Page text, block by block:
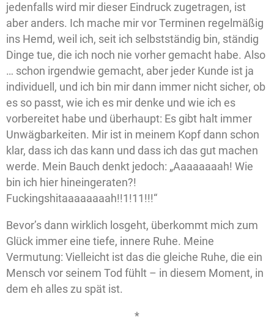
jedenfalls wird mir dieser Eindruck zugetragen, ist
aber anders. Ich mache mir vor Terminen regelmäßig
ins Hemd, weil ich, seit ich selbstständig bin, ständig
Dinge tue, die ich noch nie vorher gemacht habe. Also
… schon irgendwie gemacht, aber jeder Kunde ist ja
individuell, und ich bin mir dann immer nicht sicher, ob
es so passt, wie ich es mir denke und wie ich es
vorbereitet habe und überhaupt: Es gibt halt immer
Unwägbarkeiten. Mir ist in meinem Kopf dann schon
klar, dass ich das kann und dass ich das gut machen
werde. Mein Bauch denkt jedoch: „Aaaaaaaah! Wie
bin ich hier hineingeraten?!
Fuckingshitaaaaaaaah!!1!11!!!“
Bevor’s dann wirklich losgeht, überkommt mich zum
Glück immer eine tiefe, innere Ruhe. Meine
Vermutung: Vielleicht ist das die gleiche Ruhe, die ein
Mensch vor seinem Tod fühlt – in diesem Moment, in
dem eh alles zu spät ist.
*